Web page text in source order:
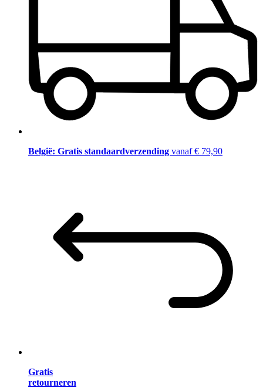
België: Gratis standaardverzending vanaf € 79,90
Gratis
retourneren